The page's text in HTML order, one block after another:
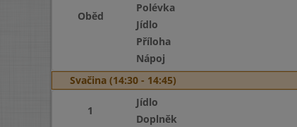
Oběd
Polévka
Jídlo
Příloha
Nápoj
Svačina (14:30 - 14:45)
1
Jídlo
Doplněk